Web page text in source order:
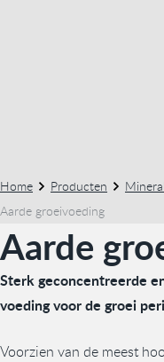
Home Producten
Aarde groeivoeding
Aarde
Sterk geconcentreerde
voeding voor de groei
Voorzien van de meest